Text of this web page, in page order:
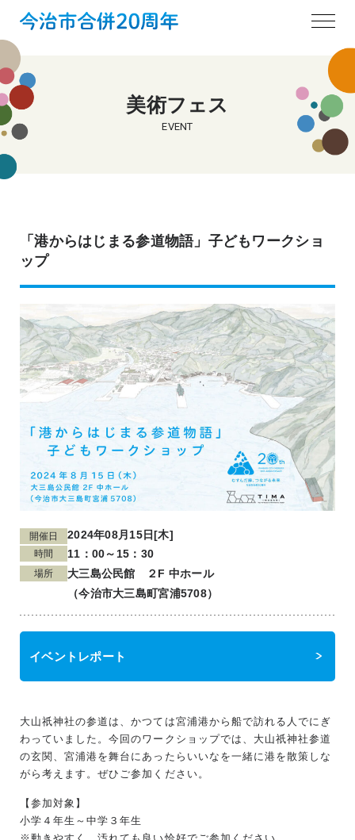
美術フェス
EVENT
「港からはじまる参道物語」子どもワークショ
ップ
開催日 2024年08月15日[木]
時間 11：00～15：30
場所
大三島公民館 ２F 中ホール
（今治市大三島町宮浦5708）
イベントレポート
大山祇神社の参道は、かつては宮浦港から船で訪れる人でにぎ
わっていました。今回のワークショップでは、大山祇神社参道
の玄関、宮浦港を舞台にあったらいいなを一緒に港を散策しな
がら考えます。ぜひご参加ください。
【参加対象】
小学４年生～中学３年生